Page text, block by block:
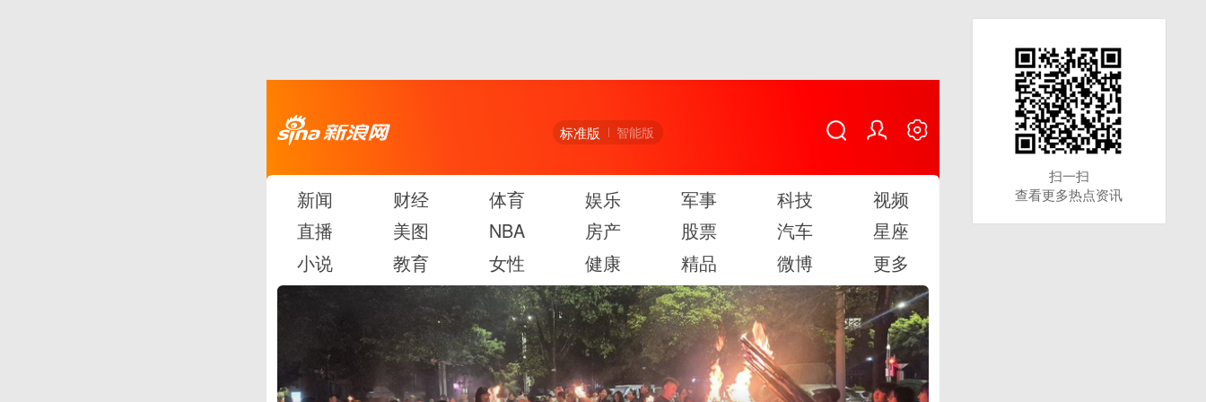
标准版 智能版
新闻 财经 体育 娱乐 军事 科技
视频
直播
美图 NBA 房产 股票 汽车
星座
小说
教育 女性 健康 精品 微博 更多
扫一扫
查看更多热点资讯
扫一扫
查看更多热点资讯